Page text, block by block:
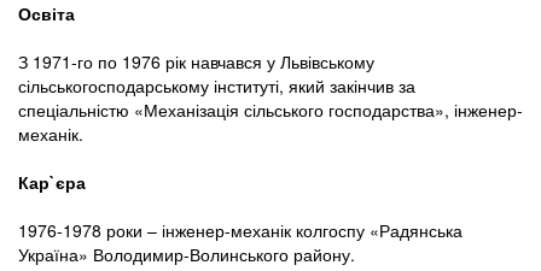
Освіта
З 1971-го по 1976 рік навчався у Львівському
сільськогосподарському інституті, який закінчив за
спеціальністю «Механізація сільського господарства», інженер-
механік.
Кар`єра
1976-1978 роки – інженер-механік колгоспу «Радянська
Україна» Володимир-Волинського району.